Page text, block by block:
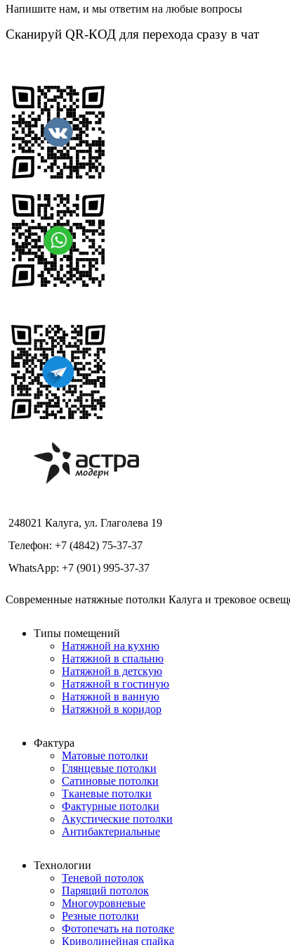
Напишите нам, и мы ответим на любые вопросы
Сканируй QR-КОД для перехода сразу в чат
248021 Калуга, ул. Глаголева 19
Телефон: +7 (4842) 75-37-37
WhatsApp: +7 (901) 995-37-37
Современные натяжные потолки Калуга и трековое
Типы помещений
Натяжной на кухню
Натяжной в спальню
Натяжной в детскую
Натяжной в гостиную
Натяжной в ванную
Натяжной в коридор
Фактура
Матовые потолки
Глянцевые потолки
Сатиновые потолки
Тканевые потолки
Фактурные потолки
Акустические потолки
Антибактериальные
Технологии
Теневой потолок
Парящий потолок
Многоуровневые
Резные потолки
Фотопечать на потолке
Криволинейная спайка